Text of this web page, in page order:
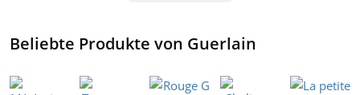
Beliebte Produkte von Guerlain